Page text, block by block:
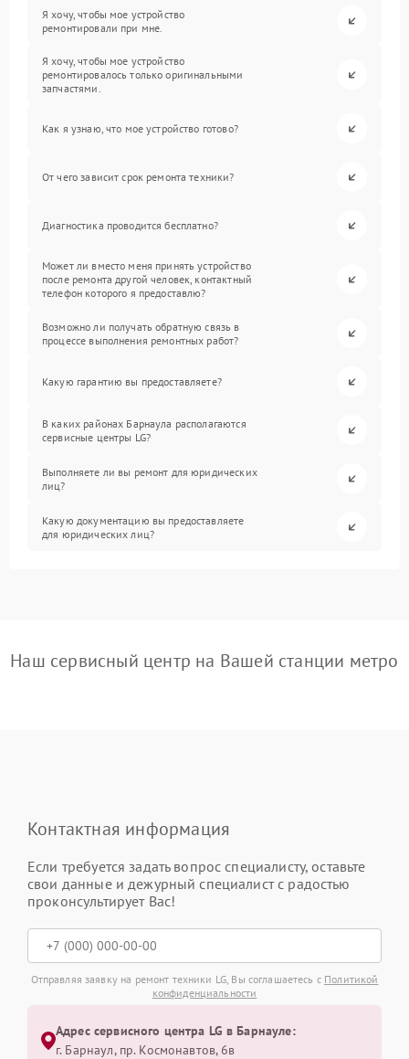
Я хочу, чтобы мое устройство
ремонтировали при мне.
Я хочу, чтобы мое устройство
ремонтировалось только оригинальными
запчастями.
Как я узнаю, что мое устройство готово?
От чего зависит срок ремонта техники?
Диагностика проводится бесплатно?
Может ли вместо меня принять устройство
после ремонта другой человек, контактный
телефон которого я предоставлю?
Возможно ли получать обратную связь в
процессе выполнения ремонтных работ?
Какую гарантию вы предоставляете?
В каких районах Барнаула располагаются
сервисные центры LG?
Выполняете ли вы ремонт для юридических
лиц?
Какую документацию вы предоставляете
для юридических лиц?
Наш сервисный центр на Вашей станции метро
Контактная информация
Если требуется задать вопрос специалисту, оставьте
свои данные и дежурный специалист с радостью
проконсультирует Вас!
Отправляя заявку на ремонт техники LG, Вы соглашаетесь с Политикой
конфиденциальности
Адрес сервисного центра LG в Барнауле:
г. Барнаул, ​пр. Космонавтов, 6в